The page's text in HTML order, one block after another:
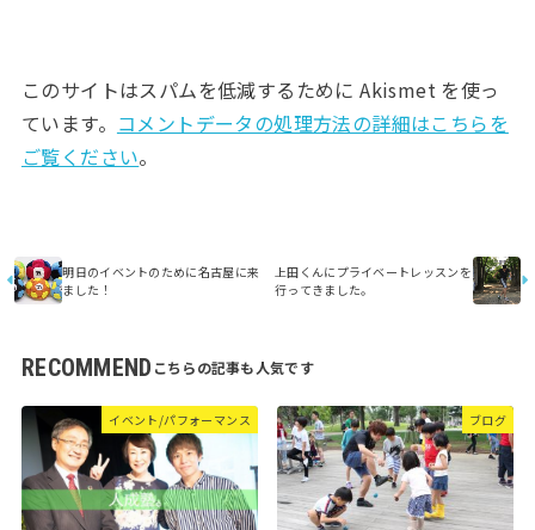
このサイトはスパムを低減するために Akismet を使っ
ています。 コメントデータの処理方法の詳細はこちらを
ご覧ください。
明日のイベントのために名古屋に来
ました！
上田くんにプライベートレッスンを
行ってきました。
RECOMMEND
イベント/パフォーマンス ブログ